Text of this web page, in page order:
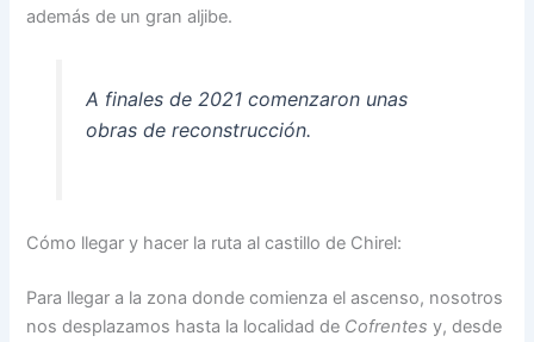
además de un gran aljibe.
A finales de 2021 comenzaron unas
obras de reconstrucción.
Cómo llegar y hacer la ruta al castillo de Chirel:
Para llegar a la zona donde comienza el ascenso, nosotros
nos desplazamos hasta la localidad de Cofrentes y, desde